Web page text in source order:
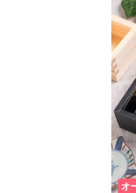
オ